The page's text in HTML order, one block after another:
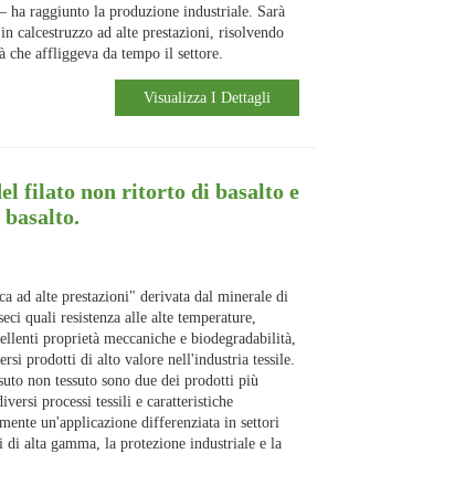
raggiunto la produzione industriale. Sarà
calcestruzzo ad alte prestazioni, risolvendo
affliggeva da tempo il settore.
Visualizza I Dettagli
filato non ritorto di basalto e
ad alte prestazioni" derivata dal minerale di
quali resistenza alle alte temperature,
proprietà meccaniche e biodegradabilità,
prodotti di alto valore nell'industria tessile.
non tessuto sono due dei prodotti più
processi tessili e caratteristiche
un'applicazione differenziata in settori
alta gamma, la protezione industriale e la